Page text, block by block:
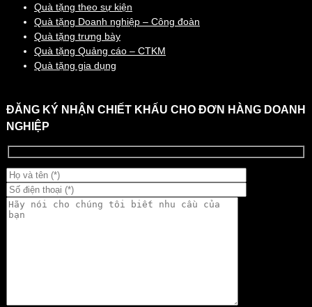
Quà tặng theo sự kiện
Quà tặng Doanh nghiệp – Công đoàn
Quà tặng trưng bày
Quà tặng Quảng cáo – CTKM
Quà tặng gia dụng
ĐĂNG KÝ NHẬN CHIẾT KHẤU CHO ĐƠN HÀNG DOANH
NGHIỆP